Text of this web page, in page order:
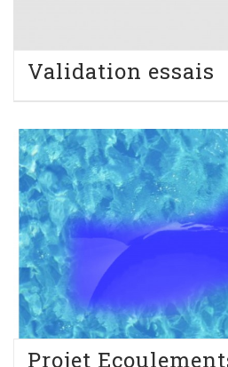
Validation essais
Projet